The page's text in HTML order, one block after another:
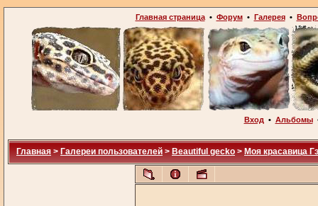
Главная страница• Форум• Галерея•
Вход • Альбомы
Главная > Галереи пользователей > Beautiful gecko > Моя красавица